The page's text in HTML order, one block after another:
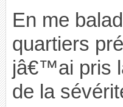
En me
quartiers
jâ€™ai pris
de la